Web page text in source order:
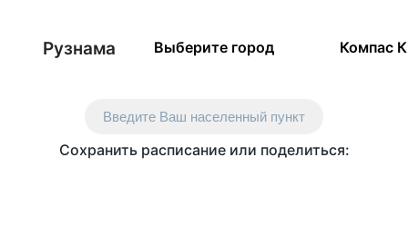
Рузнама Выберите город Компас
Введите Ваш населенный пункт
Сохранить расписание или поделиться: